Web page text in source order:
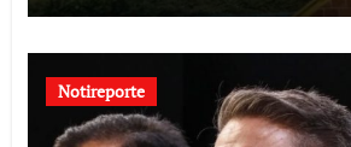
Notireporte